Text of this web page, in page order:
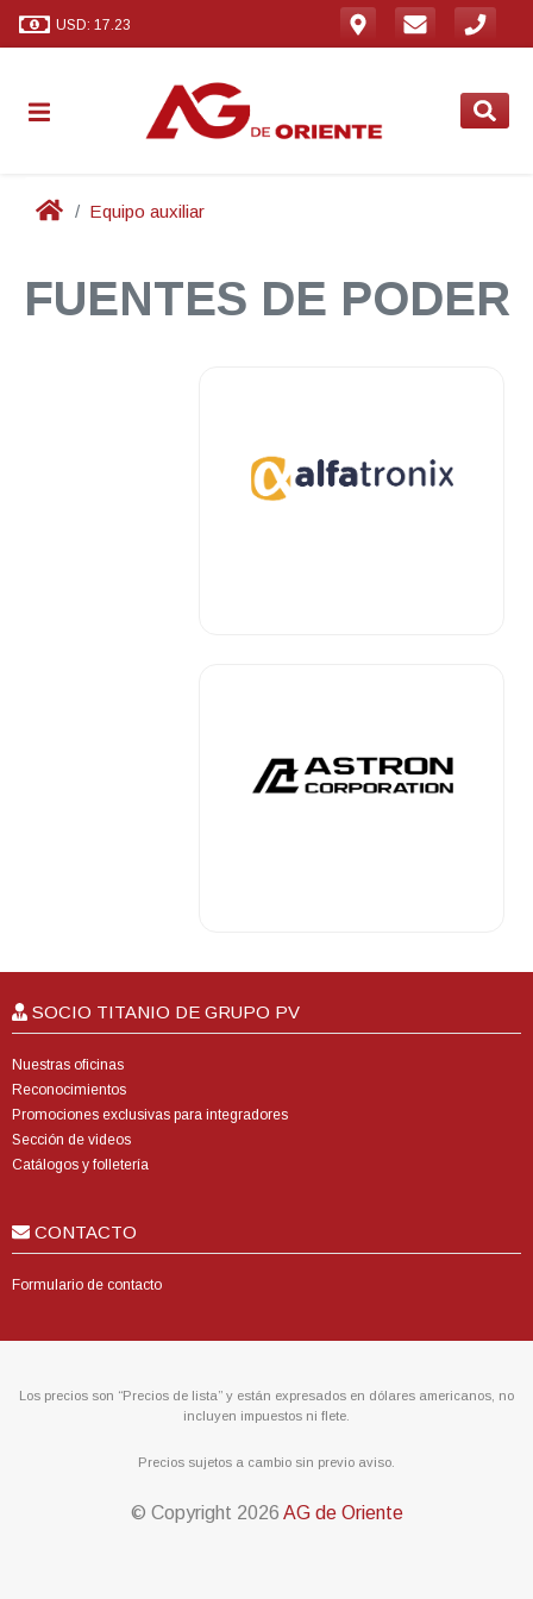
USD: 17.23
Equipo auxiliar
FUENTES DE PODER
SOCIO TITANIO DE GRUPO PV
Nuestras oficinas
Reconocimientos
Promociones exclusivas para integradores
Sección de videos
Catálogos y folletería
CONTACTO
Formulario de contacto
Los precios son “Precios de lista” y están expresados en dólares americanos, no
incluyen impuestos ni flete.
Precios sujetos a cambio sin previo aviso.
© Copyright 2026 AG de Oriente